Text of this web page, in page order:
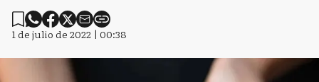
1 de julio de 2022 | 00:38